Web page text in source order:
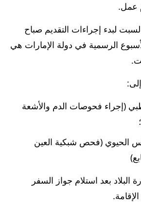
لبدء إجراءات التقديم صباح
الرسمية في دولة الإمارات هي
(إجراء فحوصات الدم والأشعة
الحيوي (فحص شبكية العين
بعد استلام جواز السفر